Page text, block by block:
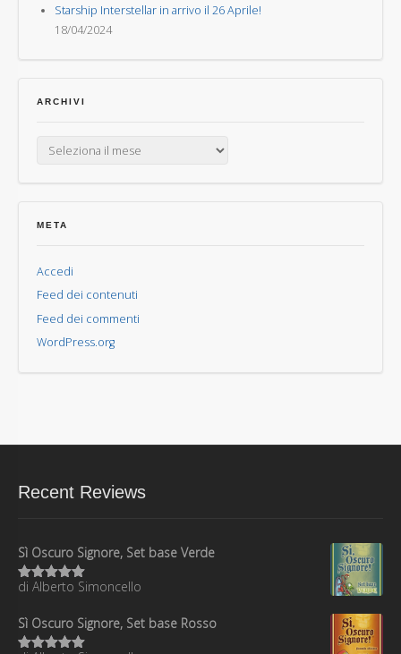
Starship Interstellar in arrivo il 26 Aprile!
18/04/2024
ARCHIVI
META
Accedi
Feed dei contenuti
Feed dei commenti
WordPress.org
Recent Reviews
Sì Oscuro Signore, Set base Verde
Valutato5
di Alberto Simoncello
Sì Oscuro Signore, Set base Rosso